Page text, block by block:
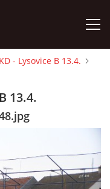
- Lysovice B 13.4.
13.4.